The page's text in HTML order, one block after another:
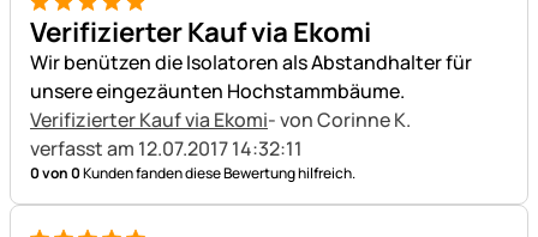
5 von 5
Verifizierter Kauf via Ekomi
Wir benützen die Isolatoren als Abstandhalter für
unsere eingezäunten Hochstammbäume.
Verifizierter Kauf via Ekomi- von Corinne K.
verfasst am 12.07.2017 14:32:11
0 von 0Kunden fanden diese Bewertung hilfreich.